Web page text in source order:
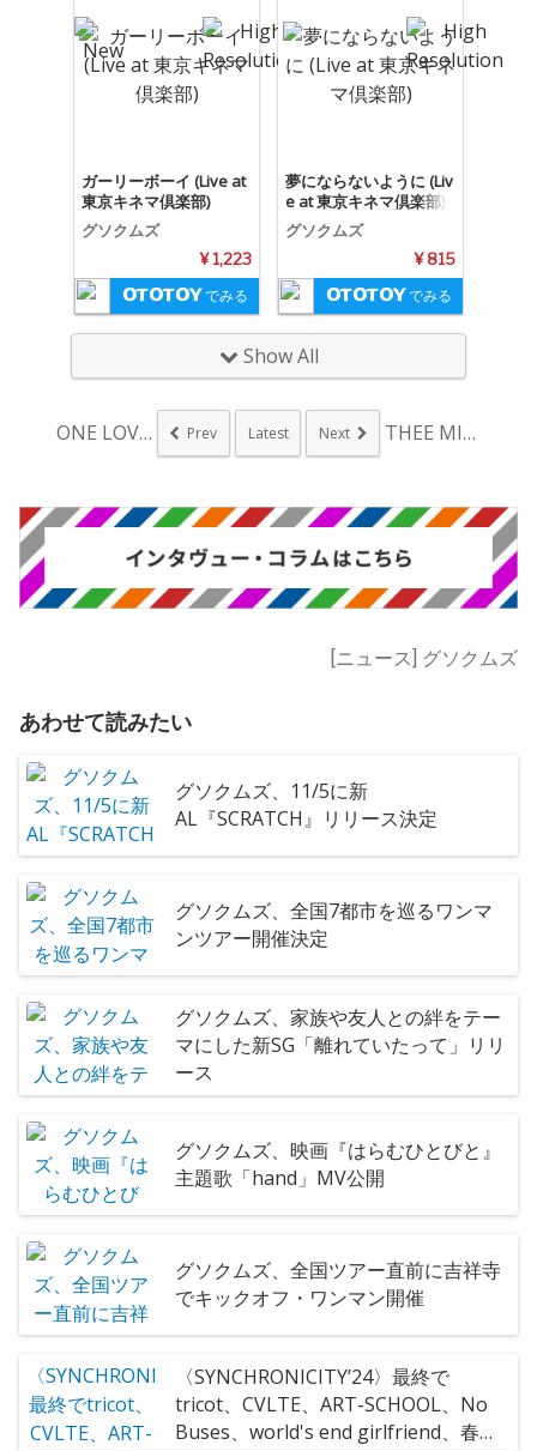
ガーリーボーイ (Live at
東京キネマ倶楽部)
グソクムズ
¥ 1,223
でみる
夢にならないように (Liv
e at 東京キネマ倶楽部)
グソクムズ
¥ 815
でみる
Show All
ONE LOVE O... Prev Latest Next THEE MICHE...
[ニュース] グソクムズ
あわせて読みたい
グソクムズ、11/5に新
AL『SCRATCH』リリース決定
グソクムズ、全国7都市を巡るワンマ
ンツアー開催決定
グソクムズ、家族や友人との絆をテー
マにした新SG「離れていたって」リリ
ース
グソクムズ、映画『はらむひとびと』
主題歌「hand」MV公開
グソクムズ、全国ツアー直前に吉祥寺
でキックオフ・ワンマン開催
〈SYNCHRONICITY’24〉最終で
tricot、CVLTE、ART-SCHOOL、No
Buses、world's end girlfriend、春ね